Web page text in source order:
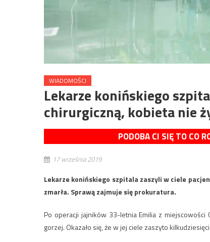
WIADOMOŚCI
Lekarze konińskiego
chirurgiczną, kobieta nie
PODOBA CI SIĘ TO CO
17 września 2019
Lekarze konińskiego szpitala zaszyli w ciele
zmarła. Sprawą zajmuje się prokuratura.
Po operacji jajników 33-letnia Emilia z miejscowości
gorzej. Okazało się, że w jej ciele zaszyto